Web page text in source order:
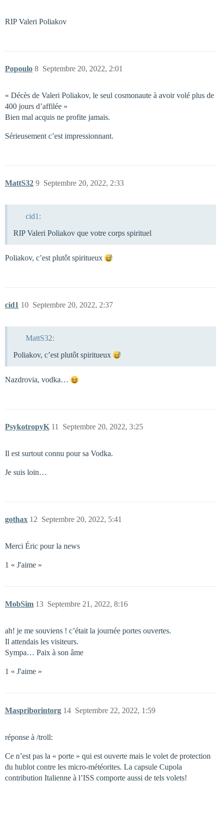
RIP Valeri Poliakov
Popoulo Septembre 20, 2022, 2:01
8
« Décès de Valeri Poliakov, le seul cosmonaute à avoir volé plus de
400 jours d’affilée »
Bien mal acquis ne profite jamais.
Sérieusement c’est impressionnant.
MattS32 Septembre 20, 2022, 2:33
9
cid1:
RIP Valeri Poliakov que votre corps spirituel
Poliakov, c’est plutôt spiritueux
cid1 Septembre 20, 2022, 2:37
10
MattS32:
Poliakov, c’est plutôt spiritueux
Nazdrovia, vodka…
PsykotropyK Septembre 20, 2022, 3:25
11
Il est surtout connu pour sa Vodka.
Je suis loin…
gothax Septembre 20, 2022, 5:41
12
Merci Éric pour la news
1 « J'aime »
MobSim Septembre 21, 2022, 8:16
13
ah! je me souviens ! c’était la journée portes ouvertes.
Il attendais les visiteurs.
Sympa… Paix à son âme
1 « J'aime »
Maspriborintorg Septembre 22, 2022, 1:59
14
réponse à /troll:
Ce n’est pas la « porte » qui est ouverte mais le volet de protection
du hublot contre les micro-météorites. La capsule Cupola
contribution Italienne à l’ISS comporte aussi de tels volets!